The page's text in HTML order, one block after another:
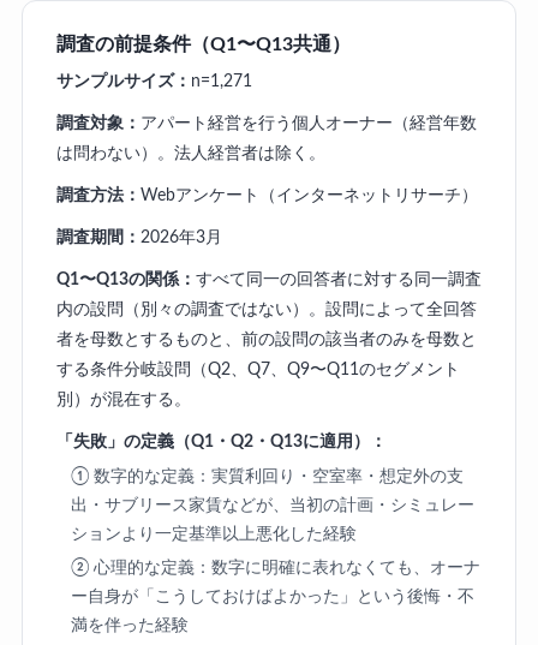
調査の前提条件（Q1〜Q13共通）
サンプルサイズ： n=1,271
調査対象： アパート経営を行う個人オーナー（経営年数
は問わない）。法人経営者は除く。
調査方法： Webアンケート（インターネットリサーチ）
調査期間： 2026年3月
Q1〜Q13の関係： すべて同一の回答者に対する同一調査
内の設問（別々の調査ではない）。設問によって全回答
者を母数とするものと、前の設問の該当者のみを母数と
する条件分岐設問（Q2、Q7、Q9〜Q11のセグメント
別）が混在する。
「失敗」の定義（Q1・Q2・Q13に適用）：
① 数字的な定義：実質利回り・空室率・想定外の支
出・サブリース家賃などが、当初の計画・シミュレー
ションより一定基準以上悪化した経験
② 心理的な定義：数字に明確に表れなくても、オーナ
ー自身が「こうしておけばよかった」という後悔・不
満を伴った経験